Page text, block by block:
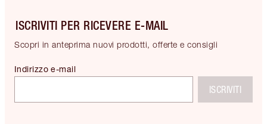
ISCRIVITI PER RICEVERE E-MAIL
Scopri in anteprima nuovi prodotti, offerte e consigli
Indirizzo e-mail
ISCRIVITI